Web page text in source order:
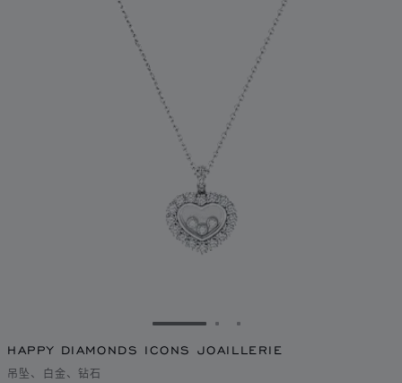
转到幻灯片 1转到幻灯片 2
转到幻灯片 3
HAPPY DIAMONDS ICONS JOAILLERIE
吊坠、白金、钻石